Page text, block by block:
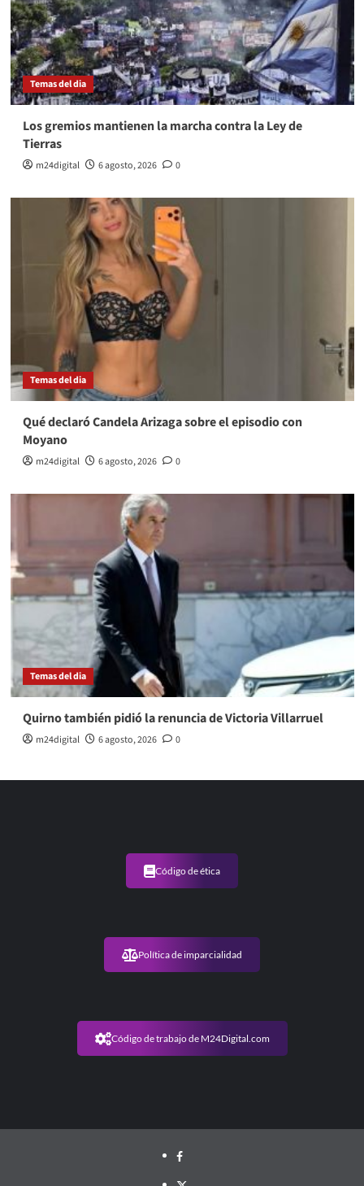
Temas del dia
Los gremios mantienen la marcha contra la Ley de
Tierras
m24digital 6 agosto, 2026 0
Temas del dia
Qué declaró Candela Arizaga sobre el episodio con
Moyano
m24digital 6 agosto, 2026 0
Temas del dia
Quirno también pidió la renuncia de Victoria Villarruel
m24digital 6 agosto, 2026 0
Código de ética
Política de imparcialidad
Código de trabajo de M24Digital.com